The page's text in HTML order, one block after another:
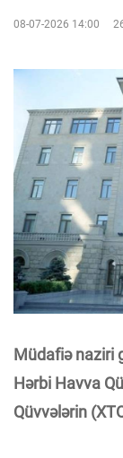
08-07-2026 14:00
Müdafiə naziri
Hərbi Havva
Qüvvələrin